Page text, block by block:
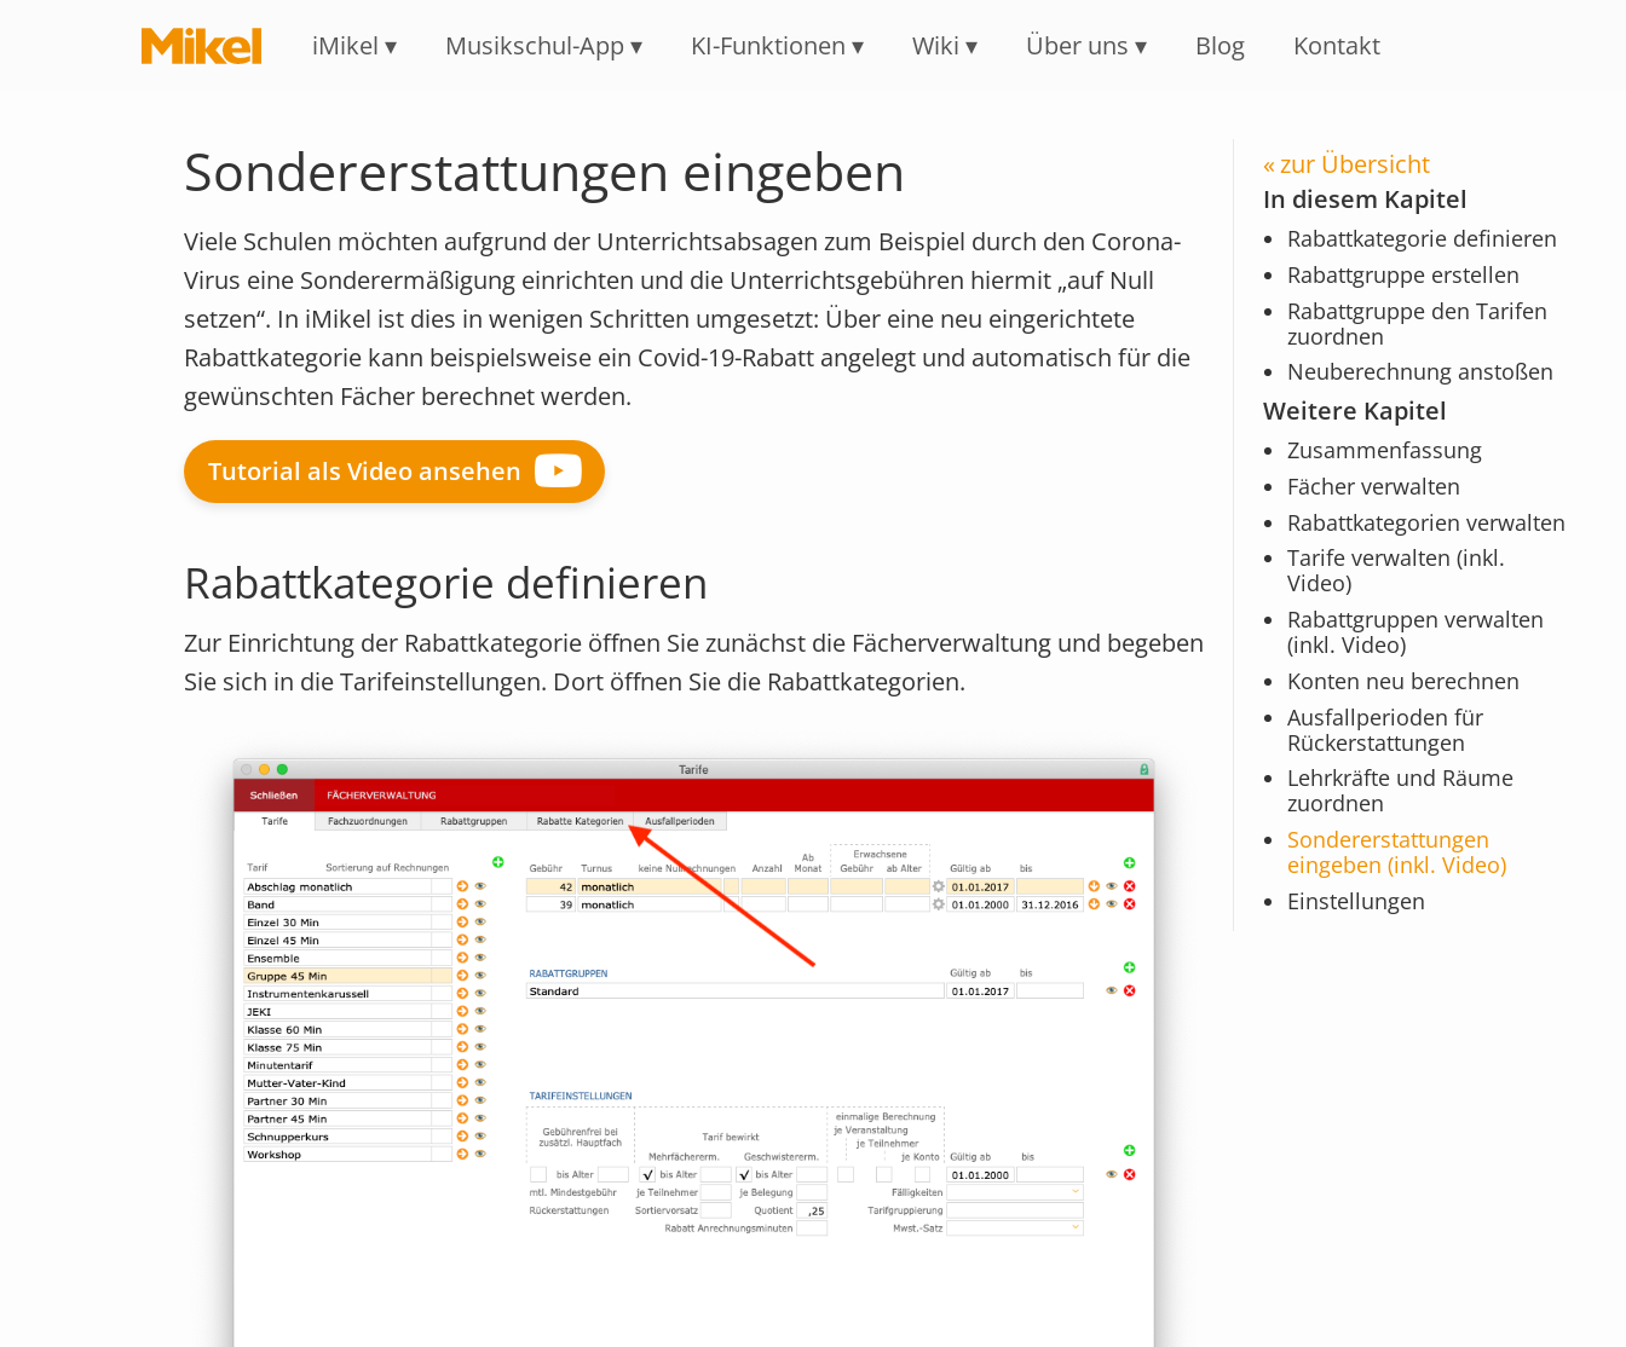
iMikel Musikschul-App KI-Funktionen Wiki Über uns Blog Kontakt
zur Übersicht
In diesem Kapitel
Rabattkategorie definieren
Rabattgruppe erstellen
Rabattgruppe den Tarifen
zuordnen
Neuberechnung anstoßen
Weitere Kapitel
Zusammenfassung
Fächer verwalten
Rabattkategorien verwalten
Tarife verwalten (inkl.
Video)
Rabattgruppen verwalten
(inkl. Video)
Konten neu berechnen
Ausfallperioden für
Rückerstattungen
Lehrkräfte und Räume
zuordnen
Sondererstattungen
eingeben (inkl. Video)
Einstellungen
Sondererstattungen eingeben
Viele Schulen möchten aufgrund der Unterrichtsabsagen zum Beispiel durch den Corona-
Virus eine Sonderermäßigung einrichten und die Unterrichtsgebühren hiermit „auf Null
setzen“. In iMikel ist dies in wenigen Schritten umgesetzt: Über eine neu eingerichtete
Rabattkategorie kann beispielsweise ein Covid-19-Rabatt angelegt und automatisch für die
gewünschten Fächer berechnet werden.
Tutorial als Video ansehen
Rabattkategorie definieren
Zur Einrichtung der Rabattkategorie öffnen Sie zunächst die Fächerverwaltung und begeben
Sie sich in die Tarifeinstellungen. Dort öffnen Sie die Rabattkategorien.